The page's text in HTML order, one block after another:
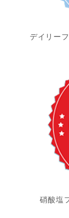
デイリー
硝酸塩